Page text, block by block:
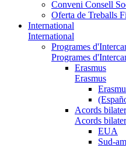
Conveni Consell
Oferta de Treballs
International
International
Programes
Programes
Erasmus
Erasmus
Acords
Acords
EUA
Sud-